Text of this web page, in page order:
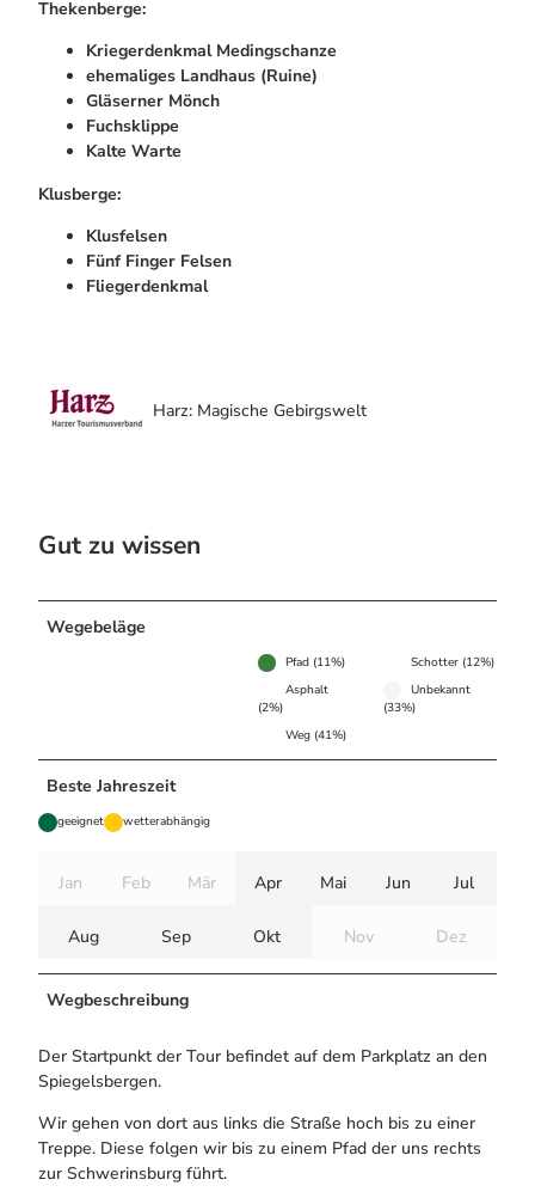
Thekenberge:
Kriegerdenkmal Medingschanze
ehemaliges Landhaus (Ruine)
Gläserner Mönch
Fuchsklippe
Kalte Warte
Klusberge:
Klusfelsen
Fünf Finger Felsen
Fliegerdenkmal
Harz: Magische Gebirgswelt
Gut zu wissen
Wegebeläge
Pfad (11%)
Schotter (12%)
Asphalt
(2%)
Unbekannt
(33%)
Weg (41%)
Beste Jahreszeit
geeignet wetterabhängig
Jan Feb Mär Apr Mai Jun Jul
Aug Sep Okt Nov Dez
Wegbeschreibung
Der Startpunkt der Tour befindet auf dem Parkplatz an den
Spiegelsbergen.
Wir gehen von dort aus links die Straße hoch bis zu einer
Treppe. Diese folgen wir bis zu einem Pfad der uns rechts
zur Schwerinsburg führt.